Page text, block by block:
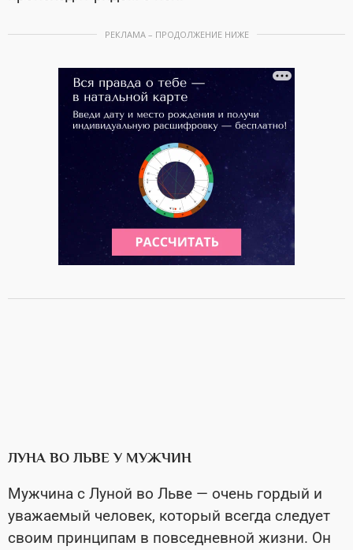
РЕКЛАМА – ПРОДОЛЖЕНИЕ НИЖЕ
ЛУНА ВО ЛЬВЕ У МУЖЧИН
Мужчина с Луной во Льве — очень гордый и
уважаемый человек, который всегда следует
своим принципам в повседневной жизни. Он